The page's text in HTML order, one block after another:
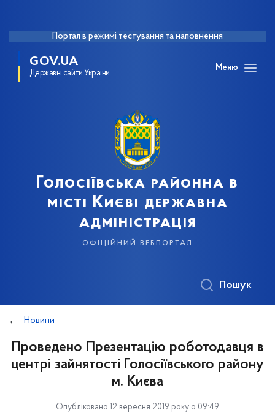
Портал в режимі тестування та наповнення
GOV.UA
Державні сайти України
Меню
Голосіївська районна в
місті Києві державна
адміністрація
офіційний вебпортал
Пошук
Новини
Проведено Презентацію роботодавця в
центрі зайнятості Голосіївського району
м. Києва
Опубліковано 12 вересня 2019 року о 09:49